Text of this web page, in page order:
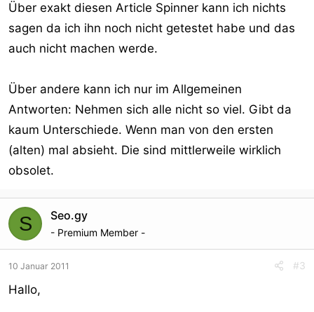
Über exakt diesen Article Spinner kann ich nichts
sagen da ich ihn noch nicht getestet habe und das
auch nicht machen werde.
Über andere kann ich nur im Allgemeinen
Antworten: Nehmen sich alle nicht so viel. Gibt da
kaum Unterschiede. Wenn man von den ersten
(alten) mal absieht. Die sind mittlerweile wirklich
obsolet.
S Seo.gy
- Premium Member -
10 Januar 2011 #3
Hallo,